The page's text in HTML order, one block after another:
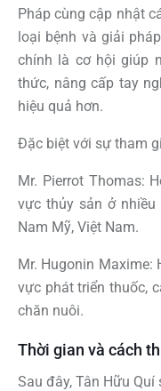
Pháp cùng cập nhật
loại bệnh và giải
chính là cơ hội giúp
thức, nâng cấp tay
hiệu quả hơn.
Đặc biệt với sự tham
Mr. Pierrot Thomas:
vực thủy sản ở nhiều
Nam Mỹ, Việt Nam.
Mr. Hugonin Maxime:
vực phát triển thuốc,
chăn nuôi.
Thời gian và cách
Sau đây, Tân Hữu